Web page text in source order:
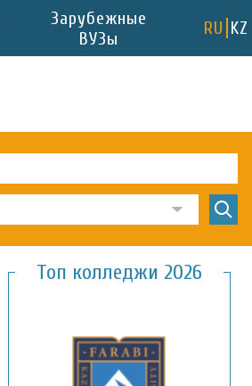
Зарубежные
ВУЗы
RU KZ
Топ колледжи 2026